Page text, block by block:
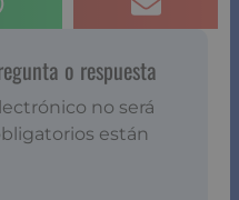
o respuesta
no será
están